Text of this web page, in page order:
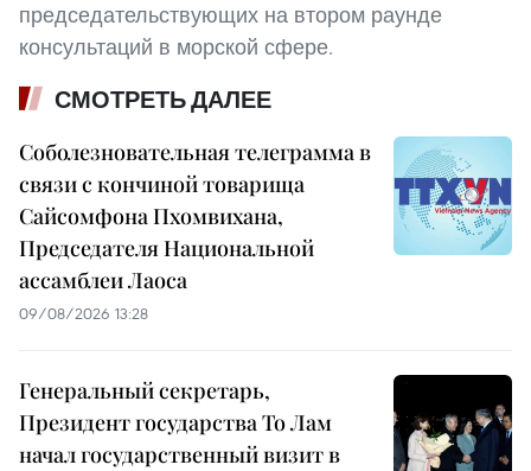
председательствующих на втором раунде
консультаций в морской сфере.
СМОТРЕТЬ ДАЛЕЕ
Соболезновательная телеграмма в
связи с кончиной товарища
Сайсомфона Пхомвихана,
Председателя Национальной
ассамблеи Лаоса
09/08/2026 13:28
Генеральный секретарь,
Президент государства То Лам
начал государственный визит в